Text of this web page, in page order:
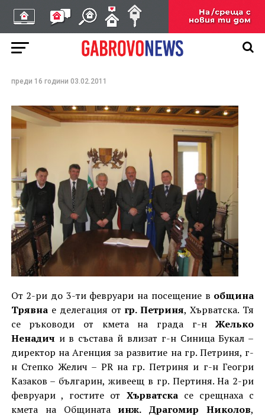
Петриня, република
Хърватска, посети
община Трявна
преди 16 години 03.02.2011
От 2-ри до 3-ти февруари на посещение в община
Трявнае делегация от гр. Петриня, Хърватска. Тя
се ръководи от кмета на града г-нЖелько
Ненадич и в състава й влизат г-н Синица Букал –
директор на Агенция за развитие на гр. Петриня, г-
н Степко Желич – PR на гр. Петриня и г-н Геогри
Казаков – българин, живеещ в гр. Пертиня. На 2-ри
февруари , гостите от Хърватскасе срещнаха с
кмета на Общината инж. Драгомир Николов,